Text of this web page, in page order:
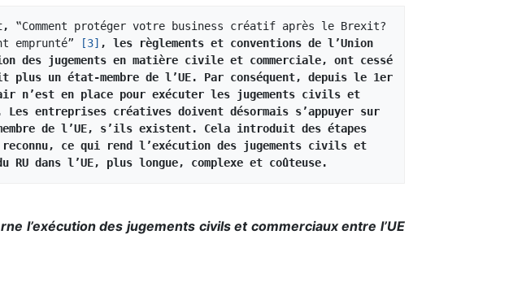
‟Comment protéger votre business créatif après le Brexit?
emprunté” [3] , les règlements et conventions de l’Union
des jugements en matière civile et commerciale, ont cessé
plus un état-membre de l’UE. Par conséquent, depuis le 1er
n’est en place pour exécuter les jugements civils et
Les entreprises créatives doivent désormais s’appuyer sur
de l’UE, s’ils existent. Cela introduit des étapes
reconnu, ce qui rend l’exécution des jugements civils et
RU dans l’UE, plus longue, complexe et coûteuse.
l’exécution des jugements civils et commerciaux entre l’UE